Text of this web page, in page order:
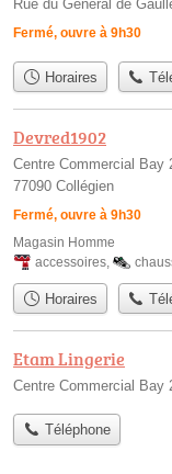
Rue du Général de
Fermé, ouvre à 9h30
Horaires
Devred1902
Centre Commercial Bay
77090 Collégien
Fermé, ouvre à 9h30
Magasin Homme
accessoires,
Horaires
Etam Lingerie
Centre Commercial Bay
Téléphone